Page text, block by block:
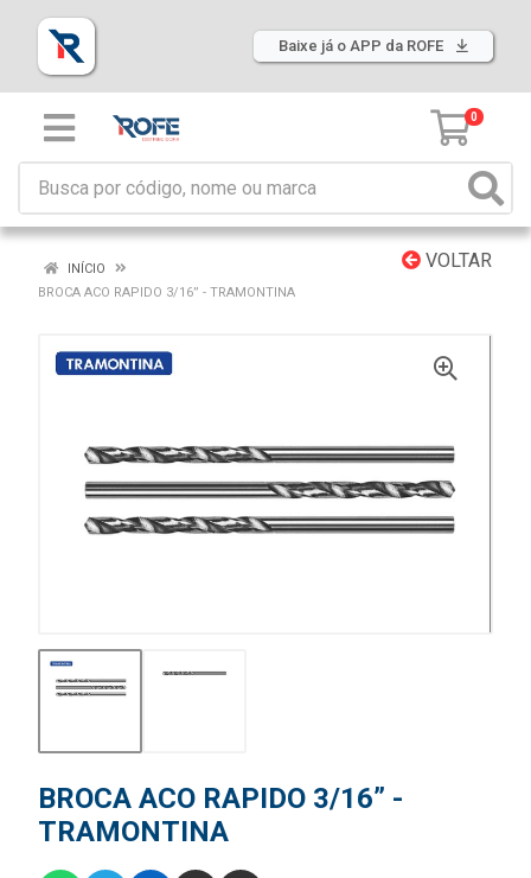
Baixe já o APP da ROFE
0
VOLTAR
INÍCIO
BROCA ACO RAPIDO 3/16” - TRAMONTINA
BROCA ACO RAPIDO 3/16” -
TRAMONTINA